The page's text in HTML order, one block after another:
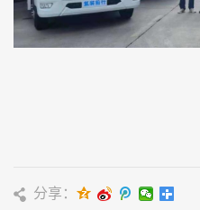
分享：